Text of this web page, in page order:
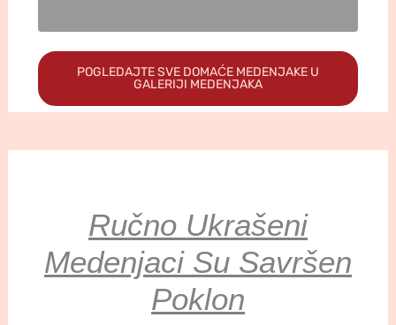
POGLEDAJTE SVE DOMAĆE MEDENJAKE U
GALERIJI MEDENJAKA
Ručno Ukrašeni
Medenjaci Su Savršen
Poklon